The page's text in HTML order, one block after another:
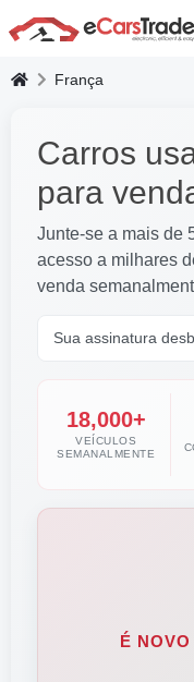
Instale a
ao seu ecrã inicial
instantâneas.
França
Carros
para
Junte-se a mais de
acesso a milhares
venda
Sua assinatura
18,000+
VEÍCULOS
SEMANALMENTE
É